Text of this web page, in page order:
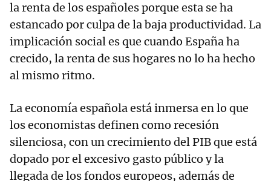
la renta de los españoles porque esta se ha
estancado por culpa de la baja productividad. La
implicación social es que cuando España ha
crecido, la renta de sus hogares no lo ha hecho
al mismo ritmo.
La economía española está inmersa en lo que
los economistas definen como recesión
silenciosa, con un crecimiento del PIB que está
dopado por el excesivo gasto público y la
llegada de los fondos europeos, además de